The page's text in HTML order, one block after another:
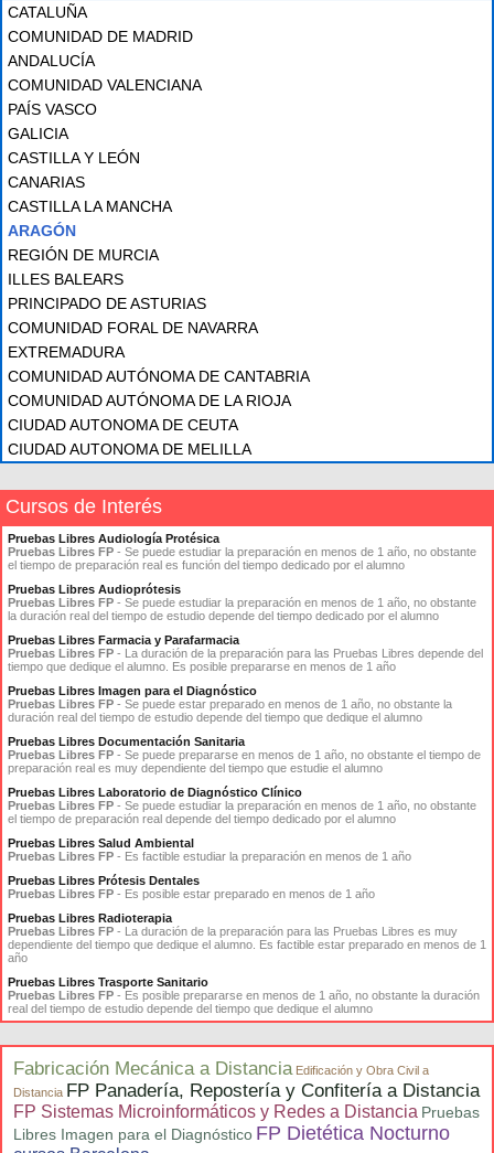
CATALUÑA
COMUNIDAD DE MADRID
ANDALUCÍA
COMUNIDAD VALENCIANA
PAÍS VASCO
GALICIA
CASTILLA Y LEÓN
CANARIAS
CASTILLA LA MANCHA
ARAGÓN
REGIÓN DE MURCIA
ILLES BALEARS
PRINCIPADO DE ASTURIAS
COMUNIDAD FORAL DE NAVARRA
EXTREMADURA
COMUNIDAD AUTÓNOMA DE CANTABRIA
COMUNIDAD AUTÓNOMA DE LA RIOJA
CIUDAD AUTONOMA DE CEUTA
CIUDAD AUTONOMA DE MELILLA
Cursos de Interés
Pruebas Libres Audiología Protésica
Pruebas Libres FP - Se puede estudiar la preparación en menos de 1 año, no obstante
el tiempo de preparación real es función del tiempo dedicado por el alumno
Pruebas Libres Audioprótesis
Pruebas Libres FP - Se puede estudiar la preparación en menos de 1 año, no obstante
la duración real del tiempo de estudio depende del tiempo dedicado por el alumno
Pruebas Libres Farmacia y Parafarmacia
Pruebas Libres FP - La duración de la preparación para las Pruebas Libres depende del
tiempo que dedique el alumno. Es posible prepararse en menos de 1 año
Pruebas Libres Imagen para el Diagnóstico
Pruebas Libres FP - Se puede estar preparado en menos de 1 año, no obstante la
duración real del tiempo de estudio depende del tiempo que dedique el alumno
Pruebas Libres Documentación Sanitaria
Pruebas Libres FP - Se puede prepararse en menos de 1 año, no obstante el tiempo de
preparación real es muy dependiente del tiempo que estudie el alumno
Pruebas Libres Laboratorio de Diagnóstico Clínico
Pruebas Libres FP - Se puede estudiar la preparación en menos de 1 año, no obstante
el tiempo de preparación real depende del tiempo dedicado por el alumno
Pruebas Libres Salud Ambiental
Pruebas Libres FP - Es factible estudiar la preparación en menos de 1 año
Pruebas Libres Prótesis Dentales
Pruebas Libres FP - Es posible estar preparado en menos de 1 año
Pruebas Libres Radioterapia
Pruebas Libres FP - La duración de la preparación para las Pruebas Libres es muy
dependiente del tiempo que dedique el alumno. Es factible estar preparado en menos de 1
año
Pruebas Libres Trasporte Sanitario
Pruebas Libres FP - Es posible prepararse en menos de 1 año, no obstante la duración
real del tiempo de estudio depende del tiempo que dedique el alumno
Fabricación Mecánica a Distancia Edificación y Obra Civil a
Distancia FP Panadería, Repostería y Confitería a Distancia
FP Sistemas Microinformáticos y Redes a Distancia Pruebas
Libres Imagen para el Diagnóstico FP Dietética Nocturno